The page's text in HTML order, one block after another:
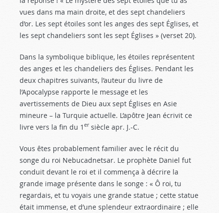
vues dans ma main droite, et des sept chandeliers
d’or. Les sept étoiles sont les anges des sept Églises, et
les sept chandeliers sont les sept Églises » (verset 20).
Dans la symbolique biblique, les étoiles représentent
des anges et les chandeliers des Églises. Pendant les
deux chapitres suivants, l’auteur du livre de
l’Apocalypse rapporte le message et les
avertissements de Dieu aux sept Églises en Asie
mineure – la Turquie actuelle. L’apôtre Jean écrivit ce
livre vers la fin du 1 ersiècle apr. J.-C.
Vous êtes probablement familier avec le récit du
songe du roi Nebucadnetsar. Le prophète Daniel fut
conduit devant le roi et il commença à décrire la
grande image présente dans le songe : « Ô roi, tu
regardais, et tu voyais une grande statue ; cette statue
était immense, et d’une splendeur extraordinaire ; elle